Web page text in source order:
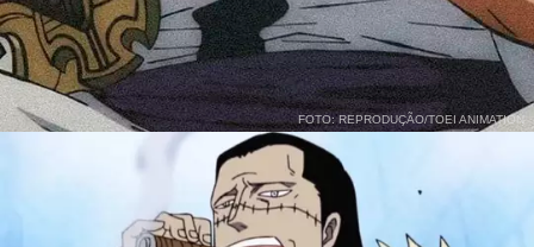
FOTO: REPRODUÇÃO/TOEI ANIMATION